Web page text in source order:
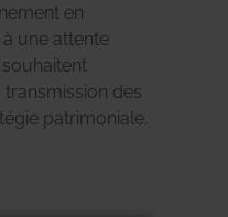
en
une attente
des
patrimoniale.